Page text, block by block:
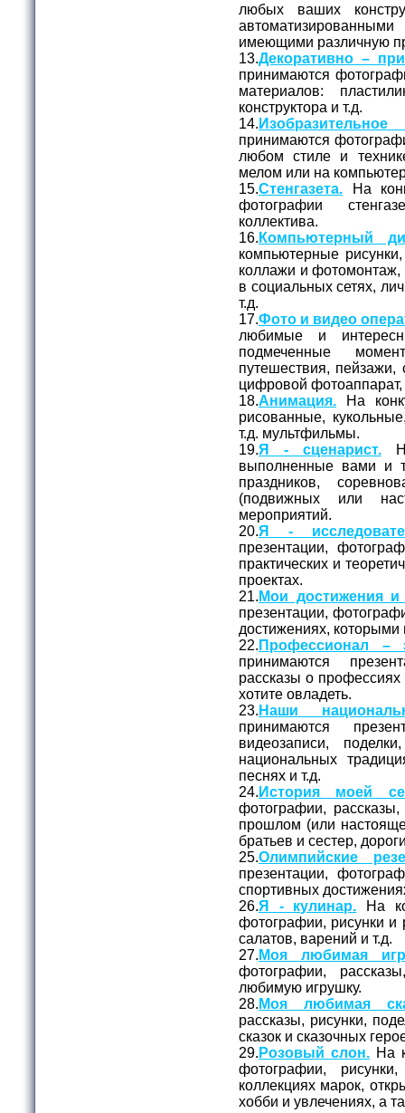
любых ваших
имеющими различную
13.Декоративно –
принимаются
материалов:
конструктора и т.д.
14.
принимаются
любом стиле и
мелом или на
15.Стенгазета. На
фотографии
коллектива.
16. Компьютерный
компьютерные
коллажи и фотомонтаж,
в социальных сетях,
т.д.
17.Фото и видео
любимые и
подмеченные
путешествия,
цифровой
18.Анимация. На
рисованные,
т.д. мультфильмы.
19.Я - сценарист.На
выполненные вами и
праздников,
(подвижных или
мероприятий.
20.Я -
презентации,
практических и
проектах.
21. Мои достижения и
презентации,
достижениях, которыми
22. Профессионал –
принимаются
рассказы о
хотите овладеть.
23. Наши
принимаются
видеозаписи,
национальных
песнях и т.д.
24. История моей
фотографии,
прошлом (или
братьев и сестер,
25.Олимпийские
презентации,
спортивных
26.Я - кулинар. На
фотографии, рисунки
салатов, варений и т.д.
27. Моя любимая
фотографии,
любимую игрушку.
28. Моя любимая
рассказы, рисунки,
сказок и сказочных
29. Розовый слон. На
фотографии,
коллекциях марок,
хобби и увлечениях, а